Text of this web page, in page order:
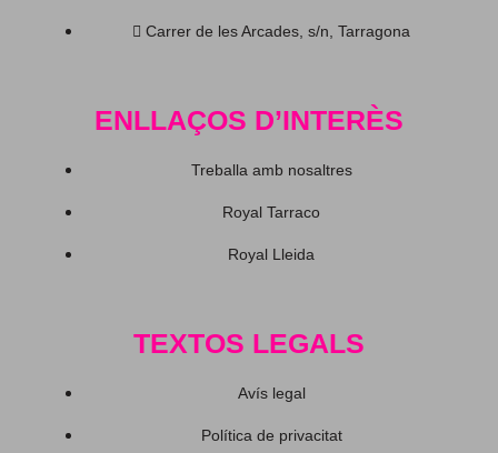
Carrer de les Arcades, s/n, Tarragona
ENLLAÇOS D’INTERÈS
Treballa amb nosaltres
Royal Tarraco
Royal Lleida
TEXTOS LEGALS
Avís legal
Política de privacitat